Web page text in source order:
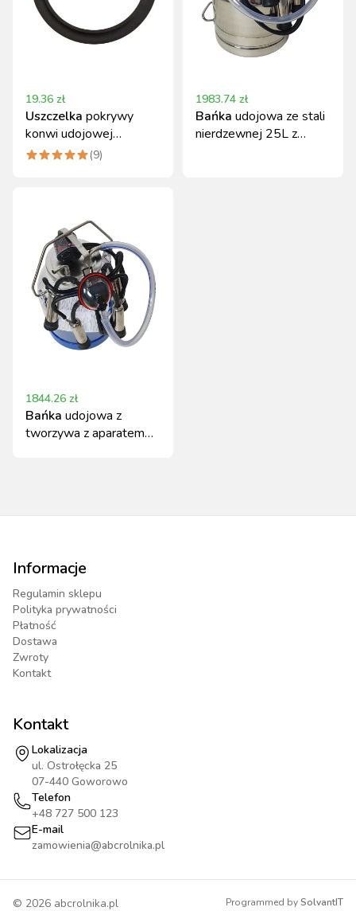
19.36 zł
Uszczelka pokrywy
konwi udojowej
nierdzewnej gumowa
(9)
1983.74 zł
Bańka udojowa ze stali
nierdzewnej 25L z
1844.26 zł
Bańka udojowa z
tworzywa z aparatem
Informacje
Regulamin sklepu
Polityka prywatności
Płatność
Dostawa
Zwroty
Kontakt
Kontakt
Lokalizacja
ul. Ostrołęcka 25
07-440 Goworowo
Telefon
+48 727 500 123
E-mail
zamowienia@abcrolnika.pl
© 2026 abcrolnika.pl Programmed bySolvantIT